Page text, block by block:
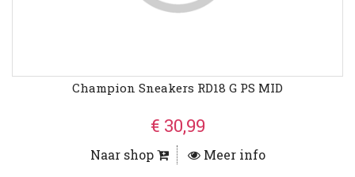
Champion Sneakers RD18 G PS MID
€ 30,99
Naar shop Meer info